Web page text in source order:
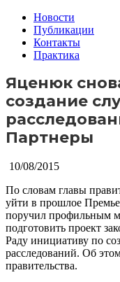
Новости
Публикации
Контакты
Практика
Яценюк
создание
Партнеры
10/08/2015
По словам главы
уйти в прошлое
поручил профильным
подготовить проект
Раду инициативу по
расследований. Об
правительства.